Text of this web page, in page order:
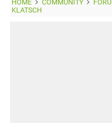
HOME COMMUNITY
KLATSCH